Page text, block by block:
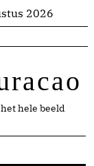
2026
hele beeld